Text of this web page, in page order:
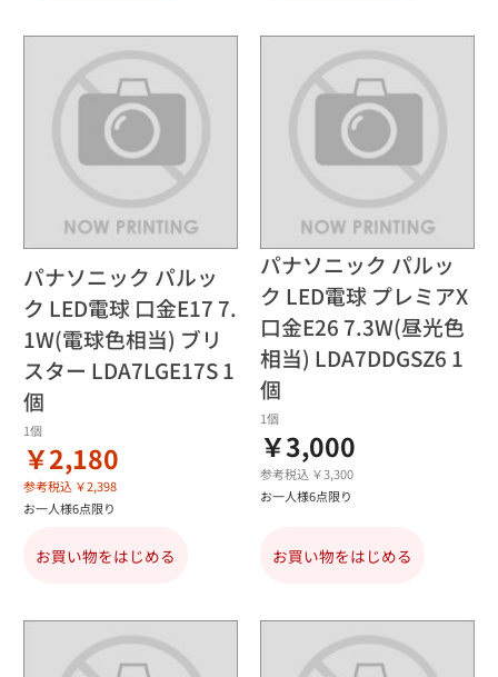
パナソニック パルッ
ク LED電球 口金E17 7.
1W(電球色相当) ブリ
スター LDA7LGE17S 1
個
1個
￥2,180
参考税込 ￥2,398
お一人様6点限り
お買い物をはじめる
パナソニック パルッ
ク LED電球 プレミアX
口金E26 7.3W(昼光色
相当) LDA7DDGSZ6 1
個
1個
￥3,000
参考税込 ￥3,300
お一人様6点限り
お買い物をはじめる